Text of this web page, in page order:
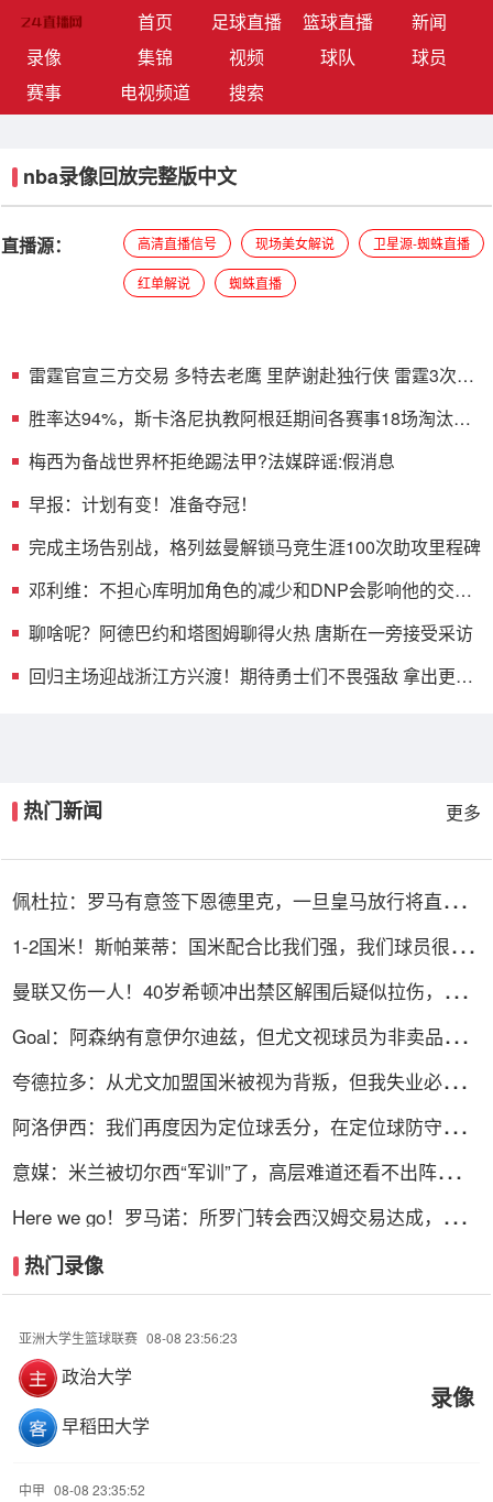
首页(current)足球直播 篮球直播
新闻
录像
集锦 视频 球队
球员
赛事
电视频道 搜索
nba录像回放完整版中文
直播源： 高清直播信号 现场美女解说 卫星源-蜘蛛直播
红单解说 蜘蛛直播
雷霆官宣三方交易 多特去老鹰 里萨谢赴独行侠 雷霆3次轮
胜率达94%，斯卡洛尼执教阿根廷期间各赛事18场淘汰赛
梅西为备战世界杯拒绝踢法甲?法媒辟谣:假消息
早报：计划有变！准备夺冠！
完成主场告别战，格列兹曼解锁马竞生涯100次助攻里程碑
邓利维：不担心库明加角色的减少和DNP会影响他的交易
聊啥呢？阿德巴约和塔图姆聊得火热 唐斯在一旁接受采访
回归主场迎战浙江方兴渡！期待勇士们不畏强敌 拿出更好
热门新闻 更多
佩杜拉：罗马有意签下恩德里克，一旦皇马放行将直接加
1-2国米！斯帕莱蒂：国米配合比我们强，我们球员很棒
曼联又伤一人！40岁希顿冲出禁区解围后疑似拉伤，被换
Goal：阿森纳有意伊尔迪兹，但尤文视球员为非卖品，除
夸德拉多：从尤文加盟国米被视为背叛，但我失业必须寻
阿洛伊西：我们再度因为定位球丢分，在定位球防守上犯
意媒：米兰被切尔西“军训”了，高层难道还看不出阵容短
Here we go！罗马诺：所罗门转会西汉姆交易达成，总价
热门录像
亚洲大学生篮球联赛 08-08 23:56:23
政治大学
早稻田大学
录像
中甲 08-08 23:35:52